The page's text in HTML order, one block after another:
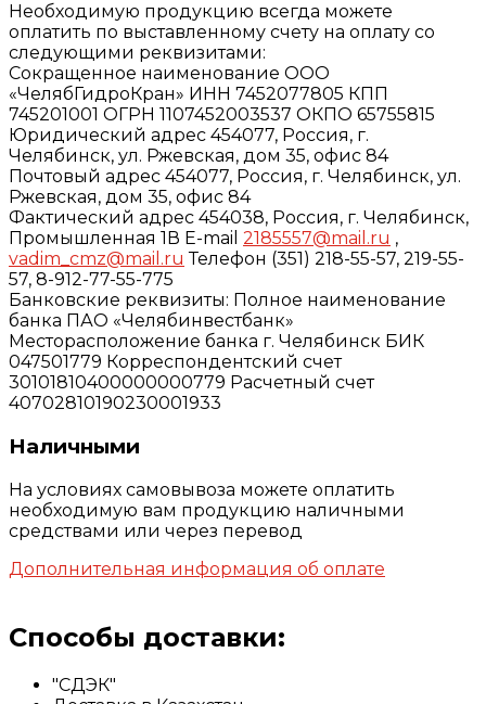
Необходимую продукцию всегда можете
оплатить по выставленному счету на оплату со
следующими реквизитами:
Сокращенное наименование ООО
«ЧелябГидроКран» ИНН 7452077805 КПП
745201001 ОГРН 1107452003537 ОКПО 65755815
Юридический адрес 454077, Россия, г.
Челябинск, ул. Ржевская, дом 35, офис 84
Почтовый адрес 454077, Россия, г. Челябинск, ул.
Ржевская, дом 35, офис 84
Фактический адрес 454038, Россия, г. Челябинск,
Промышленная 1В E-mail 2185557@mail.ru ,
vadim_cmz@mail.ru Телефон (351) 218-55-57, 219-55-
57, 8-912-77-55-775
Банковские реквизиты: Полное наименование
банка ПАО «Челябинвестбанк»
Месторасположение банка г. Челябинск БИК
047501779 Корреспондентский счет
30101810400000000779 Расчетный счет
40702810190230001933
Наличными
На условиях самовывоза можете оплатить
необходимую вам продукцию наличными
средствами или через перевод
Дополнительная информация об оплате
Способы доставки:
"СДЭК"